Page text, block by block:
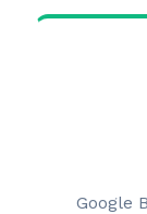
Google